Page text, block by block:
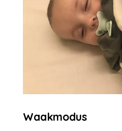
Waakmodus